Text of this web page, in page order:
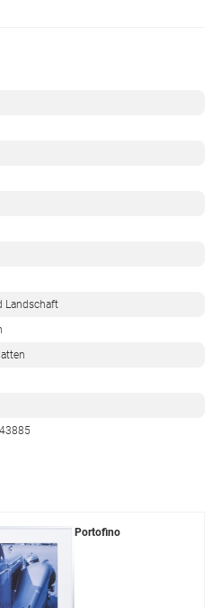
Landschaft
Portofino